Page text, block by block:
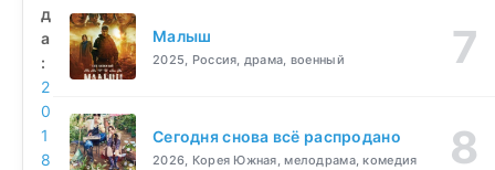
д
а
:
2
0
1
8
Малыш
2025, Россия, драма, военный
Сегодня снова всё распродано
2026, Корея Южная, мелодрама, комедия